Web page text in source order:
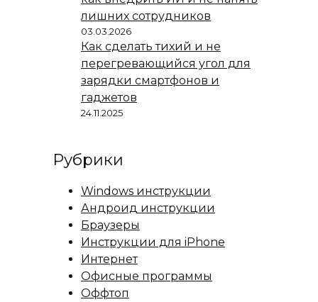
лишних сотрудников
03.03.2026
Как сделать тихий и не
перегревающийся угол для
зарядки смартфонов и
гаджетов
24.11.2025
Рубрики
Windows инструкции
Андроид инструкции
Браузеры
Инструкции для iPhone
Интернет
Офисные программы
Оффтоп